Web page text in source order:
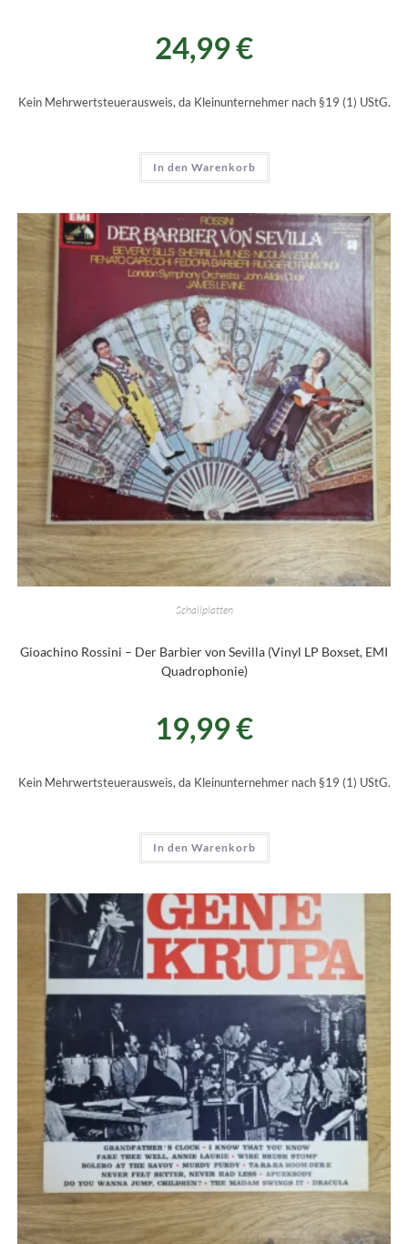
24,99€
Kein Mehrwertsteuerausweis, da Kleinunternehmer nach §19 (1) UStG.
In den Warenkorb
Schallplatten
Gioachino Rossini – Der Barbier von Sevilla (Vinyl LP Boxset, EMI
Quadrophonie)
19,99€
Kein Mehrwertsteuerausweis, da Kleinunternehmer nach §19 (1) UStG.
In den Warenkorb